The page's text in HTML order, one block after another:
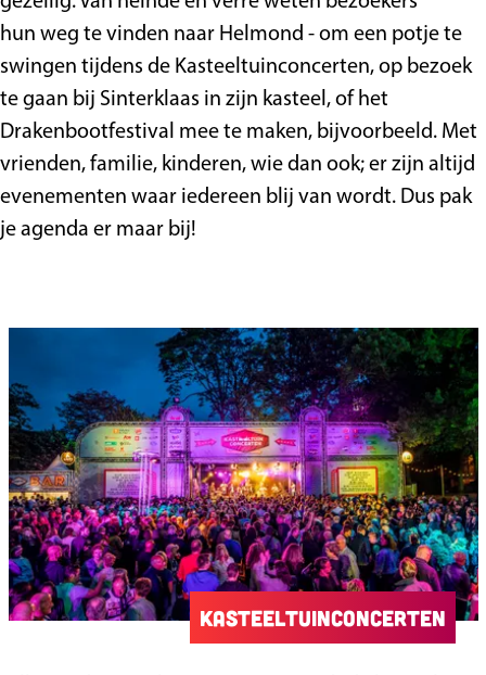
hun weg te vinden naar Helmond - om een potje te
swingen tijdens de Kasteeltuinconcerten, op bezoek
te gaan bij Sinterklaas in zijn kasteel, of het
Drakenbootfestival mee te maken, bijvoorbeeld. Met
vrienden, familie, kinderen, wie dan ook; er zijn altijd
evenementen waar iedereen blij van wordt. Dus pak
je agenda er maar bij!
Kasteeltuinconcerten